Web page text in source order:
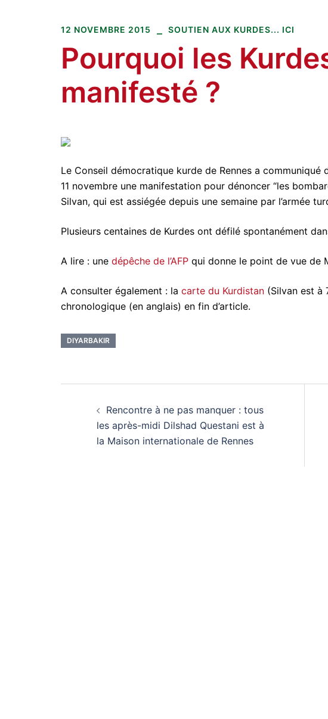
12 NOVEMBRE 2015 SOUTIEN AUX KURDES... ICI
Pourquoi les
manifesté ?
Le Conseil démocratique kurde de Rennes a communiqué
11 novembre une manifestation pour dénoncer “les
Silvan, qui est assiégée depuis une semaine par l’armée
Plusieurs centaines de Kurdes ont défilé spontanément
A lire : une dépêche de l’AFP qui donne le point de vue de
A consulter également : la carte du Kurdistan (Silvan est à
chronologique (en anglais) en fin d’article.
DIYARBAKIR
Navigation
d’article
Rencontre à ne pas manquer : tous
les après-midi Dilshad Questani est à
la Maison internationale de Rennes